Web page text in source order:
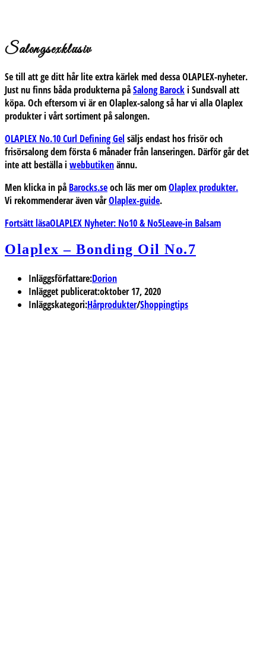
Salongsexklusiv
Se till att ge ditt hår lite extra kärlek med dessa OLAPLEX-nyheter.
Just nu finns båda produkterna påSalong Barocki Sundsvall att
köpa. Och eftersom vi är enOlaplex-salongså har vi alla Olaplex
produkter i vårt sortiment på salongen.
OLAPLEX No.10 Curl Defining Gel säljs endast hos frisör och
frisörsalong dem första 6 månader från lanseringen. Därför går det
inteatt beställa i webbutikenännu.
Men klicka in på Barocks.seoch läs mer omOlaplex produkter.
Vi rekommenderar även vårOlaplex-guide.
Fortsätt läsaOLAPLEX Nyheter: No10 & No5Leave-in Balsam
Olaplex – Bonding Oil No.7
Inläggsförfattare:Dorion
Inlägget publicerat:oktober 17, 2020
Inläggskategori:Hårprodukter/Shoppingtips